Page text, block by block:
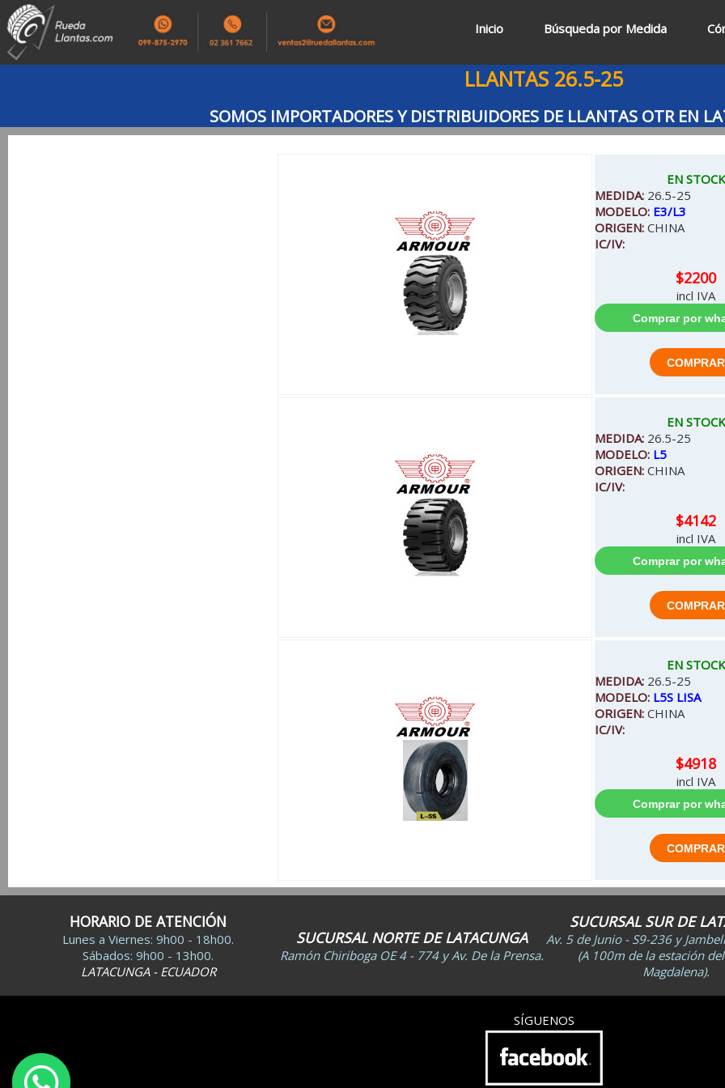
Inicio Búsqueda por Medida
LLANTAS 26.5-25
SOMOS IMPORTADORES Y DISTRIBUIDORES DE LLANTAS OTR EN
EN STOCK
MEDIDA: 26.5-25
MODELO: E3/L3
ORIGEN: CHINA
IC/IV:
$2200
incl IVA
EN STOCK
MEDIDA: 26.5-25
MODELO: L5
ORIGEN: CHINA
IC/IV:
$4142
incl IVA
EN STOCK
MEDIDA: 26.5-25
MODELO: L5S LISA
ORIGEN: CHINA
IC/IV:
$4918
incl IVA
HORARIO DE ATENCIÓN
Lunes a Viernes: 9h00 - 18h00.
Sábados: 9h00 - 13h00.
LATACUNGA - ECUADOR
SUCURSAL NORTE DE LATACUNGA
Ramón Chiriboga OE 4 - 774 y Av. De la Prensa.
SUCURSAL SUR DE
Av. 5 de Junio - S9-236 y
(A 100m de la estación
Magdalena).
SÍGUENOS